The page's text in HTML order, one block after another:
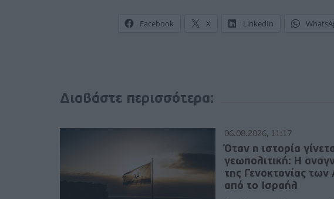
Facebook X LinkedIn
Διαβάστε περισσότερα:
06.08.2026, 11:17
Όταν η ιστορία
γεωπολιτική: Η
της Γενοκτονίας των
από το Ισραήλ